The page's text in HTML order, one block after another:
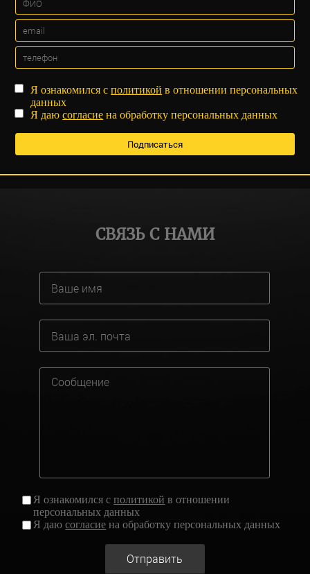
Я ознакомился сполитикой в отношении персональных
данных
Я даюсогласие на обработку персональных данных
СВЯЗЬ С НАМИ
Я ознакомился сполитикой в отношении
персональных данных
Я даюсогласие на обработку персональных данных
Отправить